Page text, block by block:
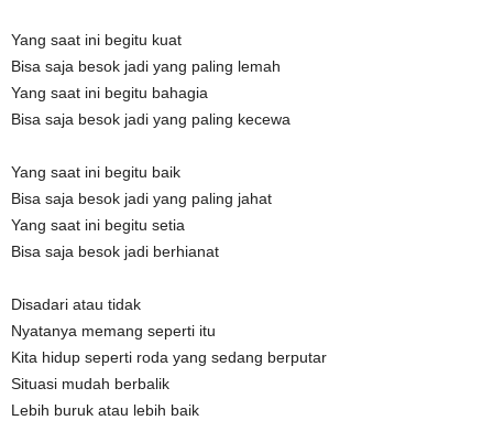
Yang saat ini begitu kuat
Bisa saja besok jadi yang paling lemah
Yang saat ini begitu bahagia
Bisa saja besok jadi yang paling kecewa
Yang saat ini begitu baik
Bisa saja besok jadi yang paling jahat
Yang saat ini begitu setia
Bisa saja besok jadi berhianat
Disadari atau tidak
Nyatanya memang seperti itu
Kita hidup seperti roda yang sedang berputar
Situasi mudah berbalik
Lebih buruk atau lebih baik